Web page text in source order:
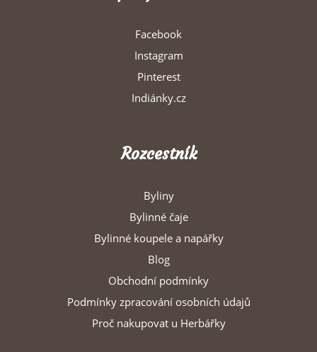
Facebook
Instagram
Pinterest
Indiánky.cz
Rozcestník
Byliny
Bylinné čaje
Bylinné koupele a napářky
Blog
Obchodní podmínky
Podmínky zpracování osobních údajů
Proč nakupovat u Herbářky